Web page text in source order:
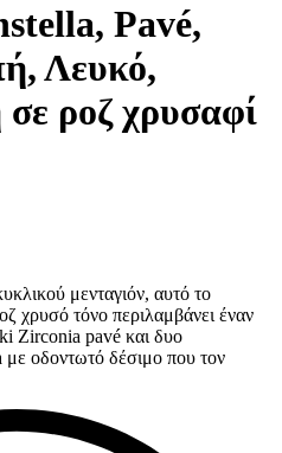
Pavé,
Λευκό,
ροζ χρυσαφί
μενταγιόν, αυτό το
χρυσό τόνο περιλαμβάνει έναν
Zirconia pavé και δυο
οδοντωτό δέσιμο που τον